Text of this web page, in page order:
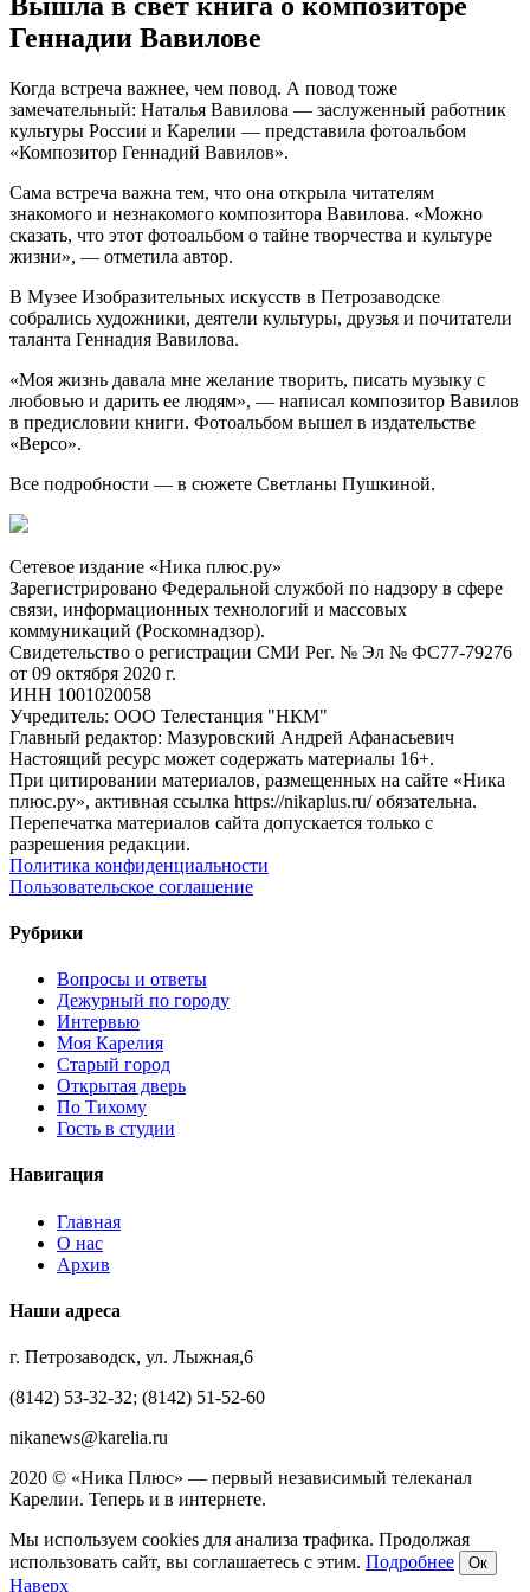
Геннадии Вавилове
Когда встреча важнее, чем повод. А повод тоже
замечательный: Наталья Вавилова — заслуженный работник
культуры России и Карелии — представила фотоальбом
«Композитор Геннадий Вавилов».
Сама встреча важна тем, что она открыла читателям
знакомого и незнакомого композитора Вавилова. «Можно
сказать, что этот фотоальбом о тайне творчества и культуре
жизни», — отметила автор.
В Музее Изобразительных искусств в Петрозаводске
собрались художники, деятели культуры, друзья и почитатели
таланта Геннадия Вавилова.
«Моя жизнь давала мне желание творить, писать музыку с
любовью и дарить ее людям», — написал композитор Вавилов
в предисловии книги. Фотоальбом вышел в издательстве
«Версо».
Все подробности — в сюжете Светланы Пушкиной.
Сетевое издание «Ника плюс.ру»
Зарегистрировано Федеральной службой по надзору в сфере
связи, информационных технологий и массовых
коммуникаций (Роскомнадзор).
Свидетельство о регистрации СМИ Рег. № Эл № ФС77-79276
от 09 октября 2020 г.
ИНН 1001020058
Учредитель: ООО Телестанция "НКМ"
Главный редактор: Мазуровский Андрей Афанасьевич
Настоящий ресурс может содержать материалы 16+.
При цитировании материалов, размещенных на сайте «Ника
плюс.ру», активная ссылка https://nikaplus.ru/ обязательна.
Перепечатка материалов сайта допускается только с
разрешения редакции.
Политика конфиденциальности
Пользовательское соглашение
Рубрики
Вопросы и ответы
Дежурный по городу
Интервью
Моя Карелия
Старый город
Открытая дверь
По Тихому
Гость в студии
Навигация
Главная
О нас
Архив
Наши адреса
г. Петрозаводск, ул. Лыжная,6
(8142) 53-32-32; (8142) 51-52-60
nikanews@karelia.ru
2020 © «Ника Плюс» — первый независимый телеканал
Карелии. Теперь и в интернете.
Мы используем cookies для анализа трафика. Продолжая
использовать сайт, вы соглашаетесь с этим. Подробнее Ок
Наверх